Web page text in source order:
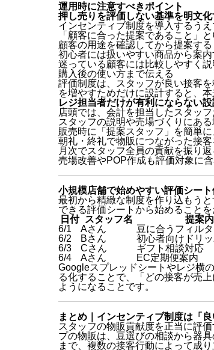
運用時に注意すべきポイント
押し売りを評価しない基準を明文化
インセンティブ制度を導入するう
「顧客に合った提案であること」
顧客の用途を確認してから提案する
初心者には扱いやすい商品から案内
迷っている顧客には比較しやすく説
購入後の使い方まで伝える
評価制度は、スタッフが良い接客
を増やすためだけに設計すると、
レジ担当者だけが有利にならない
店頭では、会計を担当したスタッ
スタッフの説明や売場づくりにあ
販売時に「提案スタッフ」を簡単に
朝礼・終礼で物販につながった接
月次でスタッフ全員の貢献を振り
売場改善やPOP作成も評価対象に
小規模店舗で始めやすい評価シート
最初から精緻な制度を作り込もう
できる評価シートから始めることを
日付
スタッフ名 提案
6/1
Aさん 豆に合うフィル
6/2
Bさん 初心者向けドリ
6/3
Cさん ギフト相談対応
6/4
Aさん EC定期便案内
Googleスプレッドシートやレジ横
る化することで、「どの接客が売
ようになることです。
まとめ｜インセンティブ制度は「
スタッフの物販貢献度を正当に評
プの物販は、豆選びの相談から器
まで、複数の接客行動によって成り